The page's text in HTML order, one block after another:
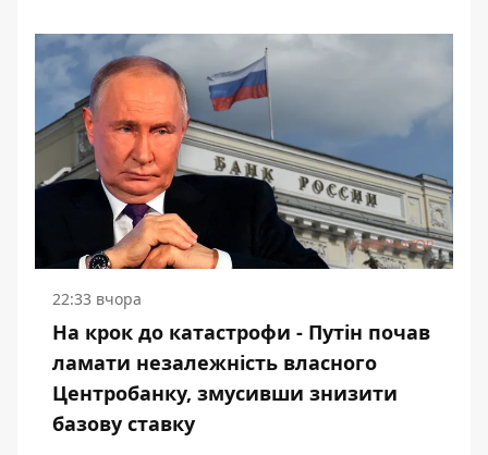
22:33 вчора
На крок до катастрофи - Путін почав
ламати незалежність власного
Центробанку, змусивши знизити
базову ставку